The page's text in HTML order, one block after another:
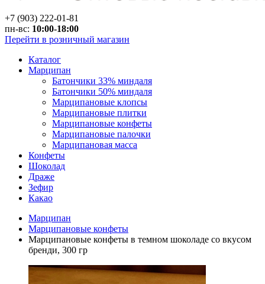
+7 (903) 222-01-81
пн-вс: 10:00-18:00
Перейти в розничный магазин
Каталог
Марципан
Батончики 33% миндаля
Батончики 50% миндаля
Марципановые клопсы
Марципановые плитки
Марципановые конфеты
Марципановые палочки
Марципановая масса
Конфеты
Шоколад
Драже
Зефир
Какао
Марципан
Марципановые конфеты
Марципановые конфеты в темном шоколаде со вкусом
бренди, 300 гр